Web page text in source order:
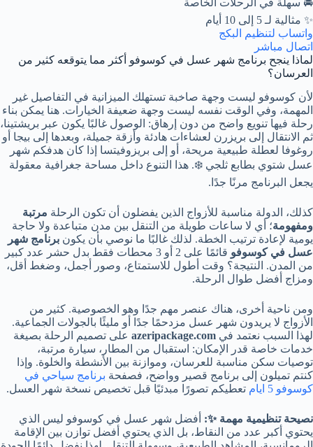
✨ مثالية لـ 5 إلى 10 أيام
واتساب لتنظيم البكج
اتصال مباشر
لماذا ينجح برنامج شهر عسل في كوسوفو أكثر مما يتوقعه كثير من
العرسان؟
لأن كوسوفو ليست وجهة صاخبة تستهلك الميزانية في التفاصيل غير
المهمة، وفي الوقت نفسه ليست وجهة ضعيفة الخيارات. هنا يمكن بناء
رحلة فيها تنويع واضح من دون إرهاق: الوصول غالبًا يكون عبر بريشتينا،
ثم الانتقال إلى بريزرن لعشاءات هادئة وأزقة جميلة، وبعدها إلى بيجا أو
روغوفا لعطلة طبيعية مريحة، أو إلى بريزوفيتسا إذا كان هدفكم شهر
عسل شتوي بطابع ثلجي ❄️. هذا التنوع داخل مساحة جغرافية معقولة
يجعل البرنامج مرنًا جدًا.
كذلك، الدولة مناسبة للأزواج الذين يفضلون أن تكون الرحلة مرتبة
ومفهومة؛ أي لا ساعات طويلة من التنقل بين مدن متباعدة ولا حاجة
يومية لإعادة ترتيب الخطة. لذلك غالبًا ما نوصي بأن يكون برنامج شهر
عسل في كوسوفو
قائمًا على 2 أو 3 محطات فقط بدل حشر عدد كبير
من المدن. النتيجة؟ وقت أطول للاستمتاع، وصور أجمل، وضغط أقل،
ومزاج أفضل طوال الرحلة.
ومن ناحية أخرى، هناك عنصر مهم جدًا وهو الخصوصية. كثير من
الأزواج لا يريدون شهر عسل مزدحمًا جدًا أو مليئًا بالجولات الجماعية.
لهذا السبب نعتمد في azeripackage.com على تصميم الرحلة بصيغة
خدمات خاصة قدر الإمكان: استقبال من المطار، سيارة مرتبة،
توصيات سكن مناسبة للعرسان، وموازنة بين الأنشطة والخلوة. وإذا
كنتم تميلون إلى برنامج قصير وواضح، فصفحة برنامج سياحي في
كوسوفو 5 ايام
تعطيكم تصورًا مبدئيًا قبل تخصيص نسخة شهر العسل.
نصيحة تنظيمية مهمة ✨: أفضل شهر عسل في كوسوفو ليس الذي
يحتوي أكبر عدد من النقاط، بل الذي يحتوي أفضل توازن بين الإقامة